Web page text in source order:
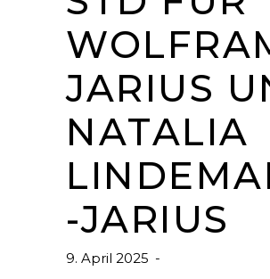
JARIUS
NATALIA
-JARIUS
9. April 2025